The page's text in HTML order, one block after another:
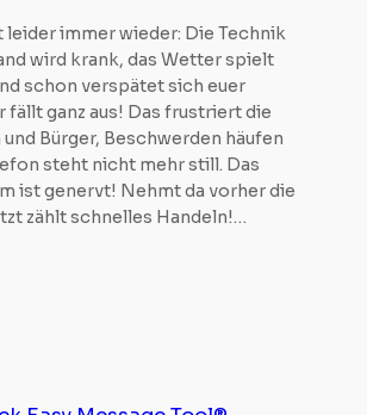
leider immer wieder: Die Technik
wird krank, das Wetter spielt
schon verspätet sich euer
fällt ganz aus! Das frustriert die
Bürger, Beschwerden häufen
steht nicht mehr still. Das
ist genervt! Nehmt da vorher die
zählt schnelles Handeln!…